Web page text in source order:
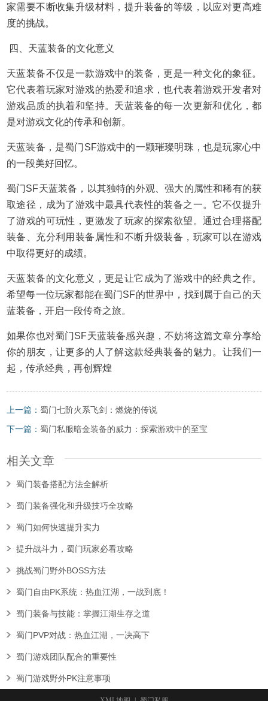
家需要不断收集升级材料，提升装备的等级，以应对更高难
度的挑战。
四、天蓝装备的文化意义
天蓝装备不仅是一款游戏中的装备，更是一种文化的象征。
它代表着玩家对游戏的热爱和追求，也代表着游戏开发者对
游戏品质的执着和坚持。天蓝装备的每一次更新和优化，都
是对游戏文化的传承和创新。
天蓝装备，是蜀门SF游戏中的一颗璀璨明珠，也是玩家心中
的一段美好回忆。
蜀门SF天蓝装备，以其独特的外观、强大的属性和稀有的获
取途径，成为了游戏中最具代表性的装备之一。它不仅提升
了游戏的可玩性，更激发了玩家的探索欲望。通过合理搭配
装备、充分利用装备属性和不断升级装备，玩家可以在游戏
中取得更好的成绩。
天蓝装备的文化意义，更是让它成为了游戏中的经典之作。
希望每一位玩家都能在蜀门SF的世界中，找到属于自己的天
蓝装备，开启一段传奇之旅。
如果你也对蜀门SF天蓝装备感兴趣，不妨将这篇文章分享给
你的朋友，让更多的人了解这款经典装备的魅力。让我们一
起，传承经典，再创辉煌
上一篇：蜀门七阶火系飞剑：燃烧的传说
下一篇：蜀门私服暗金装备的威力：探索游戏中的至宝
相关文章
蜀门装备搭配方法全解析
蜀门装备强化和升级技巧全攻略
蜀门如何快速提升实力
提升战斗力，蜀门玩家必看攻略
挑战蜀门野外BOSS方法
蜀门自由PK系统：热血江湖，一战到底！
蜀门装备与技能：掌握江湖生存之道
蜀门PVP对战：热血江湖，一决高下
蜀门游戏团队配合的重要性
蜀门游戏野外PK注意事项